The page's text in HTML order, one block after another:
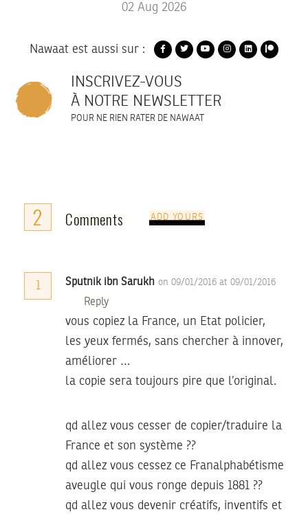
02 Aug 2026
Nawaat est aussi sur :
INSCRIVEZ-VOUS
À NOTRE NEWSLETTER
POUR NE RIEN RATER DE NAWAAT
2 Comments ADD YOURS
1 Sputnik ibn Sarukh on 09/01/2016 at 09/01/2016
Reply
vous copiez la France, un Etat policier,
les yeux fermés, sans chercher à innover,
améliorer …
la copie sera toujours pire que l’original.
qd allez vous cesser de copier/traduire la
France et son système ??
qd allez vous cessez ce Franalphabétisme
aveugle qui vous ronge depuis 1881 ??
qd allez vous devenir créatifs, inventifs et